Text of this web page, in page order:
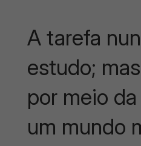
A tarefa
estudo;
por meio
um mundo